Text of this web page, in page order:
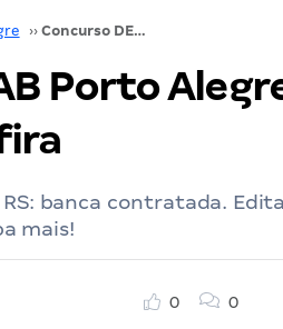
›› Concurso DEMHAB Porto Alegre RS: banca contratada! Confira
Porto
RS: banca contratada.
mais!
0 0